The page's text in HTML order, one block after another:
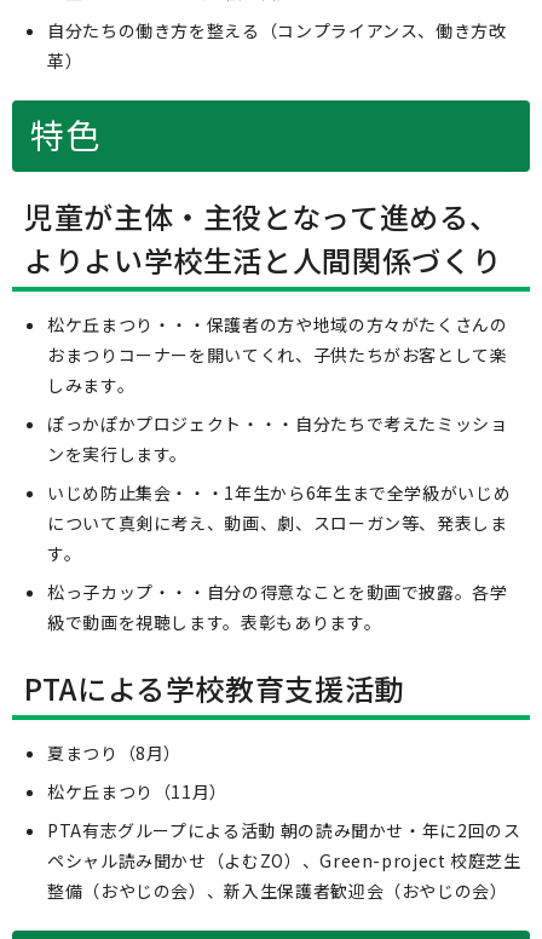
自分たちの働き方を整える（コンプライアンス、働き方改
革）
特色
児童が主体・主役となって進める、
よりよい学校生活と人間関係づくり
松ケ丘まつり・・・保護者の方や地域の方々がたくさんの
おまつりコーナーを開いてくれ、子供たちがお客として楽
しみます。
ぽっかぽかプロジェクト・・・自分たちで考えたミッショ
ンを実行します。
いじめ防止集会・・・1年生から6年生まで全学級がいじめ
について真剣に考え、動画、劇、スローガン等、発表しま
す。
松っ子カップ・・・自分の得意なことを動画で披露。各学
級で動画を視聴します。表彰もあります。
PTAによる学校教育支援活動
夏まつり（8月）
松ケ丘まつり（11月）
PTA有志グループによる活動 朝の読み聞かせ・年に2回のス
ペシャル読み聞かせ（よむZO）、Green-project 校庭芝生
整備（おやじの会）、新入生保護者歓迎会（おやじの会）